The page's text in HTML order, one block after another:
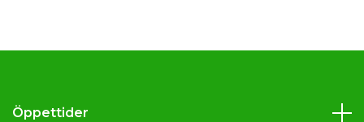
Öppettider